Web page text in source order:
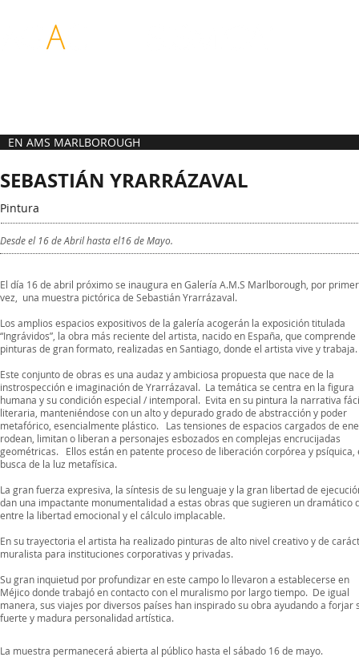
SEBASTIÁN YRARRÁZAVAL
El día 16 de abril próximo se inaugura en Galería A.M.S Marlborough, por
vez, una muestra pictórica de Sebastián Yrarrázaval.
Los amplios espacios expositivos de la galería acogerán la exposición titulada
“Ingrávidos”, la obra más reciente del artista, nacido en España, que comprende
pinturas de gran formato, realizadas en Santiago, donde el artista vive y trabaja.
Este conjunto de obras es una audaz y ambiciosa propuesta que nace de la
instrospección e imaginación de Yrarrázaval. La temática se centra en la figura
humana y su condición especial / intemporal. Evita en su pintura la narrativa
literaria, manteniéndose con un alto y depurado grado de abstracción y poder
metafórico, esencialmente plástico. Las tensiones de espacios cargados de
rodean, limitan o liberan a personajes esbozados en complejas encrucijadas
geométricas. Ellos están en patente proceso de liberación corpórea y psíquica,
busca de la luz metafísica.
La gran fuerza expresiva, la síntesis de su lenguaje y la gran libertad de
dan una impactante monumentalidad a estas obras que sugieren un dramático
entre la libertad emocional y el cálculo implacable.
En su trayectoria el artista ha realizado pinturas de alto nivel creativo y de
muralista para instituciones corporativas y privadas.
Su gran inquietud por profundizar en este campo lo llevaron a establecerse en
Méjico donde trabajó en contacto con el muralismo por largo tiempo. De igual
manera, sus viajes por diversos países han inspirado su obra ayudando a forjar
fuerte y madura personalidad artística.
La muestra permanecerá abierta al público hasta el sábado 16 de mayo.
EN AMS MARLBOROUGH
Pintura
Desde el 16 de Abril hasta el16 de Mayo.